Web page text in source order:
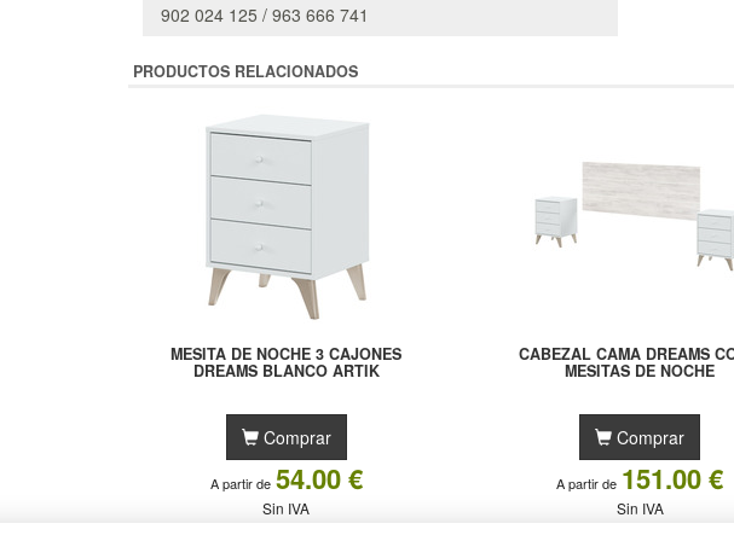
902 024 125 / 963 666 741
PRODUCTOS RELACIONADOS
MESITA DE NOCHE 3 CAJONES
DREAMS BLANCO ARTIK
Comprar
A partir de 54.00 €
Sin IVA
CABEZAL CAMA DREAMS
MESITAS DE NOCHE
Comprar
A partir de 151.00 €
Sin IVA